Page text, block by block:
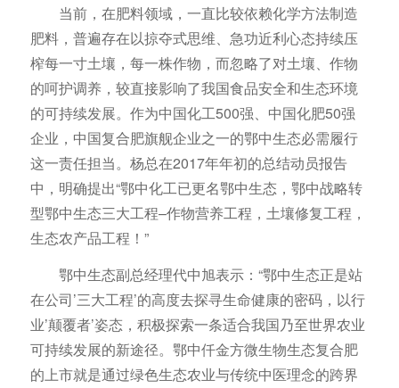
当前，在肥料领域，一直比较依赖化学方法制造
肥料，普遍存在以掠夺式思维、急功近利心态持续压
榨每一寸土壤，每一株作物，而忽略了对土壤、作物
的呵护调养，较直接影响了我国食品安全和生态环境
的可持续发展。作为中国化工500强、中国化肥50强
企业，中国复合肥旗舰企业之一的鄂中生态必需履行
这一责任担当。杨总在2017年年初的总结动员报告
中，明确提出“鄂中化工已更名鄂中生态，鄂中战略转
型鄂中生态三大工程–作物营养工程，土壤修复工程，
生态农产品工程！”
鄂中生态副总经理代中旭表示：“鄂中生态正是站
在公司’三大工程’的高度去探寻生命健康的密码，以行
业’颠覆者’姿态，积极探索一条适合我国乃至世界农业
可持续发展的新途径。鄂中仟金方微生物生态复合肥
的上市就是通过绿色生态农业与传统中医理念的跨界